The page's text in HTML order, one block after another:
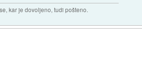
kar je dovoljeno, tudi pošteno.